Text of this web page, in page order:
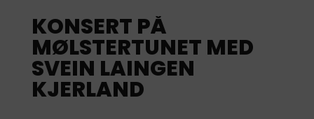
KONSERT PÅ
MØLSTERTUNET MED
SVEIN LAINGEN
KJERLAND